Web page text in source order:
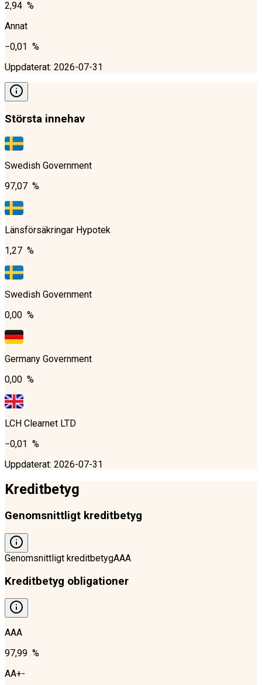
2,94 %
Annat
−0,01 %
Uppdaterat: 2026-07-31
Största innehav
Swedish Government
97,07 %
Länsförsäkringar Hypotek
1,27 %
Swedish Government
0,00 %
Germany Government
0,00 %
LCH Clearnet LTD
−0,01 %
Uppdaterat: 2026-07-31
Kreditbetyg
Genomsnittligt kreditbetyg
Genomsnittligt kreditbetygAAA
Kreditbetyg obligationer
AAA
97,99 %
AA+-